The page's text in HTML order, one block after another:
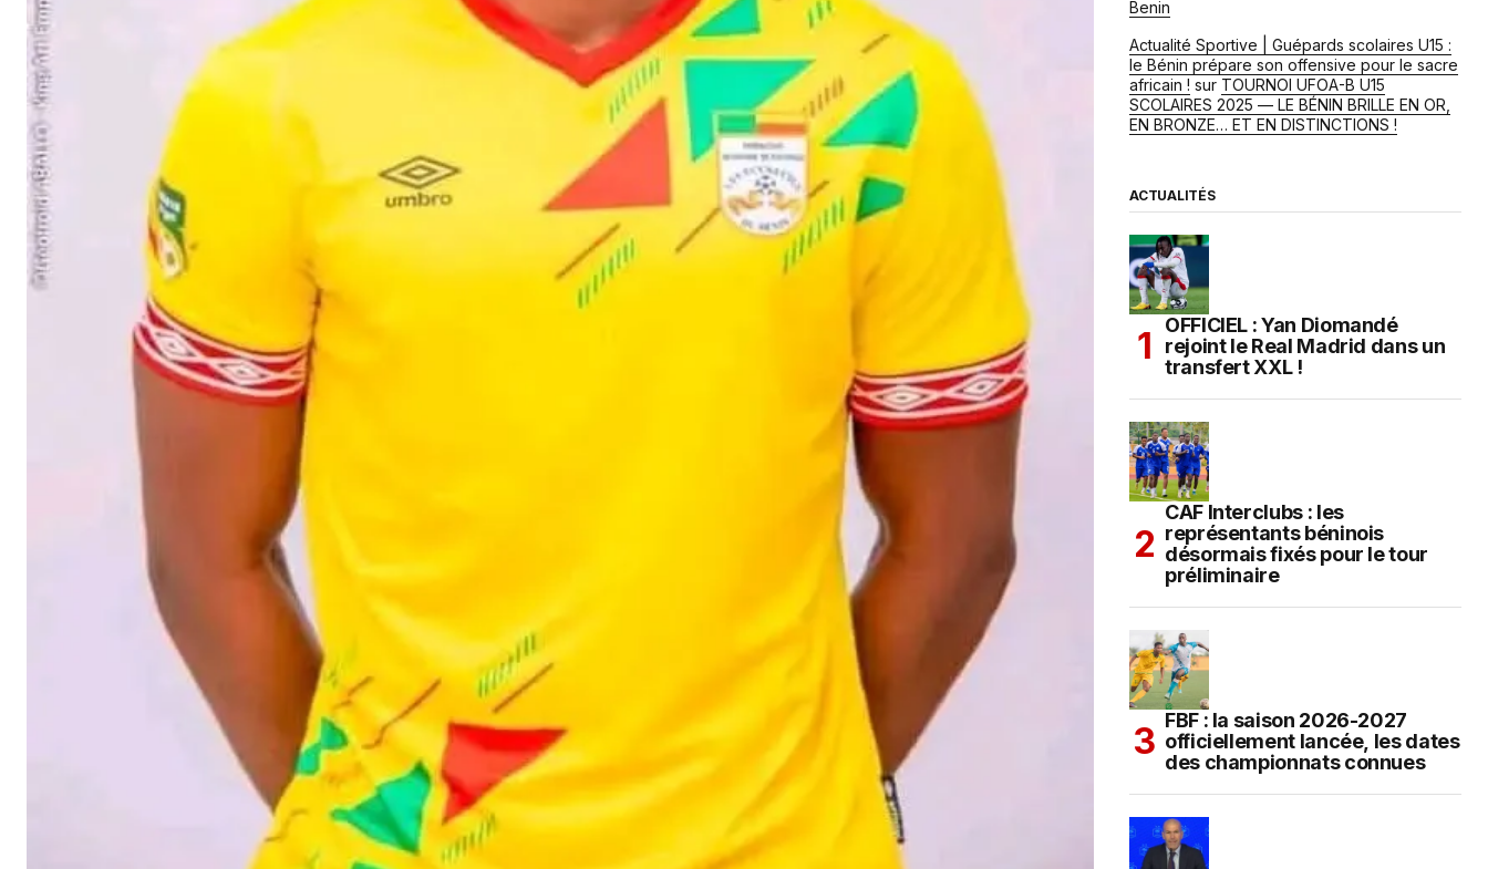
Benin
Actualité Sportive | Guépards scolaires U15 :
le Bénin prépare son offensive pour le sacre
africain ! sur TOURNOI UFOA-B U15
SCOLAIRES 2025 — LE BÉNIN BRILLE EN OR,
EN BRONZE… ET EN DISTINCTIONS !
ACTUALITÉS
OFFICIEL : Yan Diomandé
rejoint le Real Madrid dans un
transfert XXL !
CAF Interclubs : les
représentants béninois
désormais fixés pour le tour
préliminaire
FBF : la saison 2026-2027
officiellement lancée, les dates
des championnats connues